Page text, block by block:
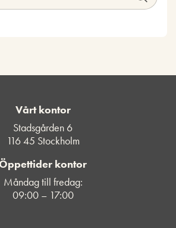
Vårt kontor
Stadsgården 6
116 45 Stockholm
kontor
Måndag till fredag:
09:00 – 17:00